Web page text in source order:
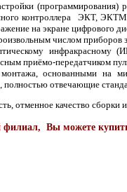
контроллера ЭКТ,
на экране цифрового
числом приборов
инфракрасному
приёмо-передатчиком
основанными на
отвечающие
отменное качество сборки
Вы можете